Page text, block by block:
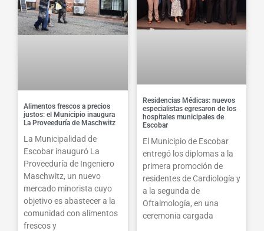
Alimentos frescos a precios
justos: el Municipio inaugura
La Proveeduría de Maschwitz
La Municipalidad de
Escobar inauguró La
Proveeduría de Ingeniero
Maschwitz, un nuevo
mercado minorista cuyo
objetivo es abastecer a la
comunidad con alimentos
frescos y
Residencias Médicas: nuevos
especialistas egresaron de los
hospitales municipales de
Escobar
El Municipio de Escobar
entregó los diplomas a la
primera promoción de
residentes de Cardiología y
a la segunda de
Oftalmología, en una
ceremonia cargada